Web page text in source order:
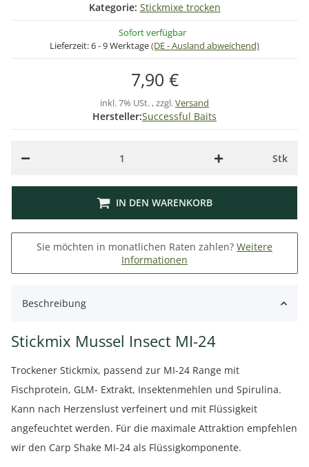
Kategorie: Stickmixe trocken
Sofort verfügbar
Lieferzeit:6 - 9 Werktage(DE - Ausland abweichend)
7,90 €
inkl. 7% USt. , zzgl.Versand
Hersteller:Successful Baits
Stk
IN DEN WARENKORB
Sie möchten in monatlichen Raten zahlen? Weitere
Informationen
Beschreibung
Stickmix Mussel Insect MI-24
Trockener Stickmix, passend zur MI-24 Range mit
Fischprotein, GLM- Extrakt, Insektenmehlen und Spirulina.
Kann nach Herzenslust verfeinert und mit Flüssigkeit
angefeuchtet werden. Für die maximale Attraktion empfehlen
wir den Carp Shake MI-24 als Flüssigkomponente.